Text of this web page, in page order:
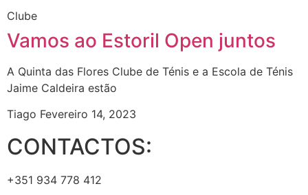
Clube
Vamos ao Estoril Open juntos
A Quinta das Flores Clube de Ténis e a Escola de Ténis
Jaime Caldeira estão
Tiago Fevereiro 14, 2023
CONTACTOS:
+351 934 778 412